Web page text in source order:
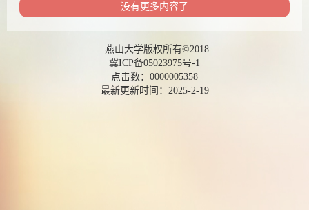
没有更多内容了
| 燕山大学版权所有©2018
冀ICP备05023975号-1
点击数： 0000005358
最新更新时间： 2025-2-19